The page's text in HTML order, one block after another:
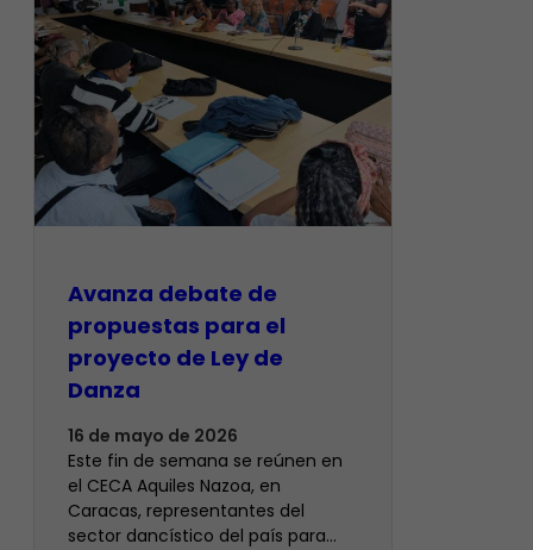
Avanza debate de
propuestas para el
proyecto de Ley de
Danza
16 de mayo de 2026
Este fin de semana se reúnen en
el CECA Aquiles Nazoa, en
Caracas, representantes del
sector dancístico del país para…